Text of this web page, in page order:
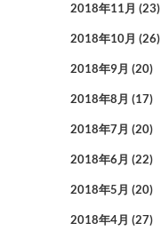
2018年11月 (23)
2018年10月 (26)
2018年9月 (20)
2018年8月 (17)
2018年7月 (20)
2018年6月 (22)
2018年5月 (20)
2018年4月 (27)